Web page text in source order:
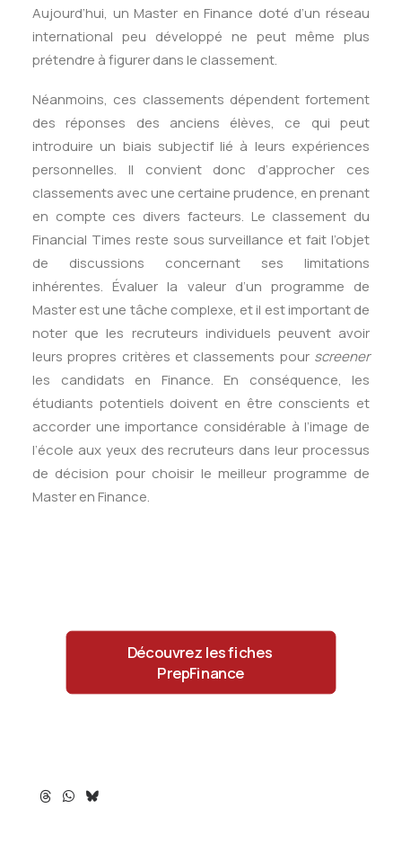
Aujourd’hui, un Master en Finance doté d’un réseau
international peu développé ne peut même plus
prétendre à figurer dans le classement.
Néanmoins, ces classements dépendent fortement
des réponses des anciens élèves, ce qui peut
introduire un biais subjectif lié à leurs expériences
personnelles. Il convient donc d’approcher ces
classements avec une certaine prudence, en prenant
en compte ces divers facteurs. Le classement du
Financial Times reste sous surveillance et fait l’objet
de discussions concernant ses limitations
inhérentes. Évaluer la valeur d’un programme de
Master est une tâche complexe, et il est important de
noter que les recruteurs individuels peuvent avoir
leurs propres critères et classements pour screener
les candidats en Finance. En conséquence, les
étudiants potentiels doivent en être conscients et
accorder une importance considérable à l’image de
l’école aux yeux des recruteurs dans leur processus
de décision pour choisir le meilleur programme de
Master en Finance.
Découvrez les fiches
PrepFinance